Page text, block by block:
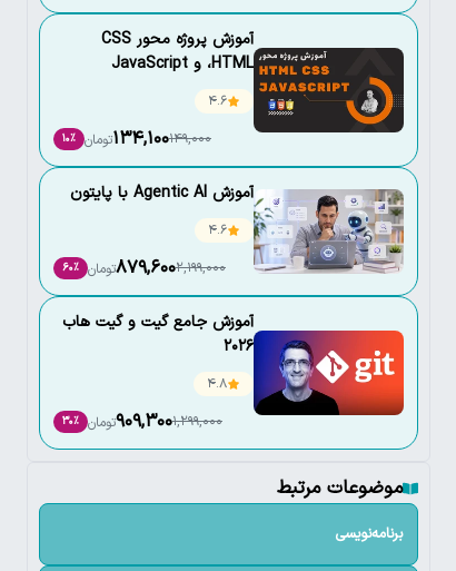
آموزش پروژه محور CSS
،HTML و JavaScript
4.6
149,000
134,100تومان 10٪
آموزش Agentic AI با پایتون
4.6
2,199,000
879,600تومان 60٪
آموزش جامع گیت و گیت هاب
2026
4.8
1,299,000
909,300تومان 30٪
موضوعات مرتبط
برنامه‌نویسی